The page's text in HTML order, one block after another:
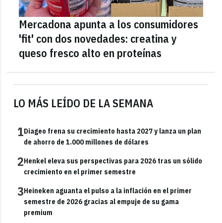
LO MÁS LEÍDO DE LA SEMANA
1Diageo frena su crecimiento hasta 2027 y lanza un plan
de ahorro de 1.000 millones de dólares
2Henkel eleva sus perspectivas para 2026 tras un sólido
crecimiento en el primer semestre
3Heineken aguanta el pulso a la inflación en el primer
semestre de 2026 gracias al empuje de su gama
premium
Mercadona apunta a los consumidores
'fit' con dos novedades: creatina y
queso fresco alto en proteínas